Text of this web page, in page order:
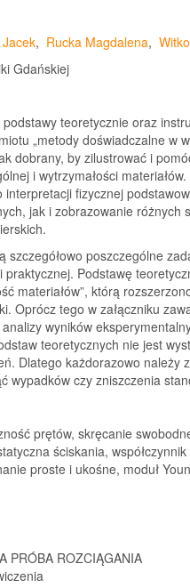
, Rucka Magdalena,
Gdańskiej
teoretycznie oraz
„metody doświadczalne w
dobrany, by zilustrować i
i wytrzymałości
fizycznej
jak i zobrazowanie różnych
szczegółowo poszczególne
Podstawę
materiałów”, którą
Oprócz tego w załączniku
wyników
teoretycznych nie jest
Dlatego każdorazowo należy
wypadków czy zniszczenia
prętów, skręcanie
ściskania,
proste i ukośne, moduł
PRÓBA ROZCIĄGANIA